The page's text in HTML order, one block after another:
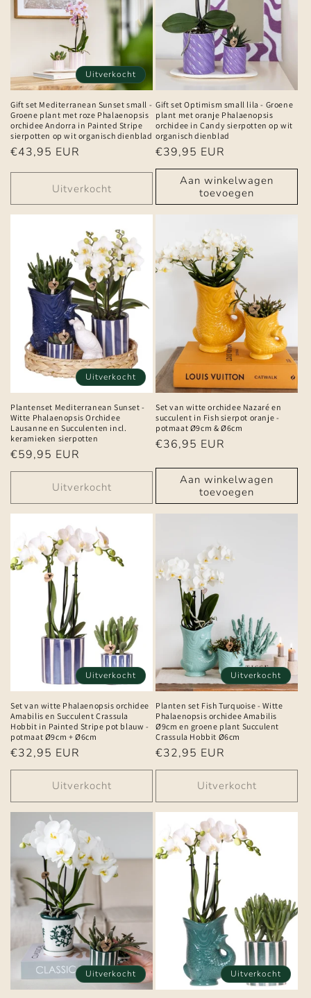
Uitverkocht
Gift set Mediterranean Sunset small -
Groene plant met roze Phalaenopsis
orchidee Andorra in Painted Stripe
sierpotten op wit organisch dienblad
Normale
€43,95 EUR
Uitverkocht
Gift set Optimism small lila - Groene
plant met oranje Phalaenopsis
orchidee in Candy sierpotten op wit
organisch dienblad
Normale
prijs
€39,95 EUR
Aan winkelwagen
toevoegen
Uitverkocht
Plantenset Mediterranean Sunset -
Witte Phalaenopsis Orchidee
Lausanne en Succulenten incl.
keramieken sierpotten
Normale
prijs
€59,95 EUR
Uitverkocht
Set van witte orchidee Nazaré en
succulent in Fish sierpot oranje -
potmaat Ø9cm & Ø6cm
Normale
€36,95 EUR
Aan winkelwagen
toevoegen
Uitverkocht
Set van witte Phalaenopsis orchidee
Amabilis en Succulent Crassula
Hobbit in Painted Stripe pot blauw -
potmaat Ø9cm + Ø6cm
Normale
prijs
€32,95 EUR
Uitverkocht
Uitverkocht
Planten set Fish Turquoise - Witte
Phalaenopsis orchidee Amabilis
Ø9cm en groene plant Succulent
Crassula Hobbit Ø6cm
Normale
prijs
€32,95 EUR
Uitverkocht
Uitverkocht Uitverkocht